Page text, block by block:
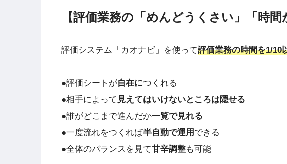
【評価業務の「めんどうくさい」「時
評価システム「カオナビ」を使って評価業務の時間を1/10
●評価シートが自在につくれる
●相手によって 見えてはいけないところは隠せる
●誰がどこまで進んだか一覧で見れる
●一度流れをつくれば半自動で運用 できる
●全体のバランスを見て甘辛調整も可能